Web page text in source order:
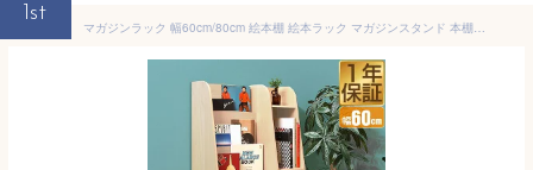
1st
マガジンラック 幅60cm/80cm 絵本棚 絵本ラック マガジンスタンド 本棚 スリム ディスプレイ ラック 表紙 が 見える 本棚 パンフレット スタンド 本収納 おしゃれ 木製 雑誌 絵本 本 収納 木目調 収納棚 ディスプレイマガジンラック 1年保証 ●[送料無料]